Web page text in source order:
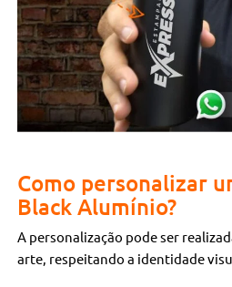
Como personalizar
Black Alumínio?
A personalização pode ser
arte, respeitando a identidade